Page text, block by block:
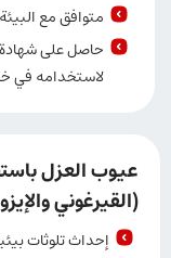
متوافق مع البيئة
حاصل على
لاستخدامه في
عيوب العزل
(القيرغوني
إحداث تلوثات